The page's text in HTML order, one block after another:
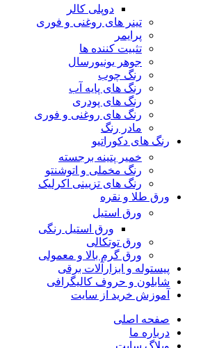
دوپلی کالر
تینر های روغنی و فوری
پرایمر
تثبیت کننده ها
جوهر یونیورسال
رنگ چوب
رنگ‌ های پایه آب
رنگ های پودری
رنگ‌ های روغنی و فوری
مادر رنگ
رنگ های دکوراتیو
خمیر پتینه برجسته
رنگ مخملی و اتوشنتو
رنگ های تزیینی اکرلیک
ورق طلا و نقره
ورق استیل
ورق استیل رنگی
ورق توتکالی
ورق گرم بالا و معمولی
پیستوله و ابزارآلات برقی
شابلون و حروف کالیگرافی
آموزش خرید از سایت
صفحه اصلی
درباره ما